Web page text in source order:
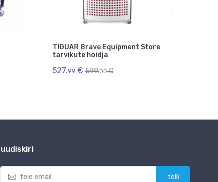
TIGUAR Brave Equipment Store
tarvikute hoidja
527.99 €599.00€
uudiskiri
telli